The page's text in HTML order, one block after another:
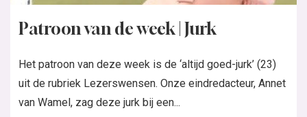
Patroon van de week | Jurk
Het patroon van deze week is de ‘altijd goed-jurk’ (23)
uit de rubriek Lezerswensen. Onze eindredacteur, Annet
van Wamel, zag deze jurk bij een...